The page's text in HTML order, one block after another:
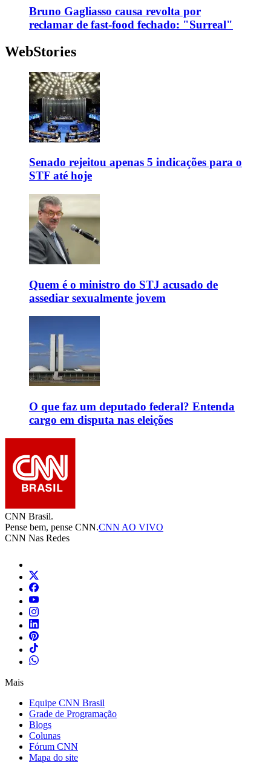
Bruno Gagliasso causa revolta por
reclamar de fast-food fechado: "Surreal"
WebStories
Senado rejeitou apenas 5 indicações para o
STF até hoje
Quem é o ministro do STJ acusado de
assediar sexualmente jovem
O que faz um deputado federal? Entenda
cargo em disputa nas eleições
CNN Brasil.
Pense bem, pense CNN.CNN AO VIVO
CNN Nas Redes
Mais
Equipe CNN Brasil
Grade de Programação
Blogs
Colunas
Fórum CNN
Mapa do site